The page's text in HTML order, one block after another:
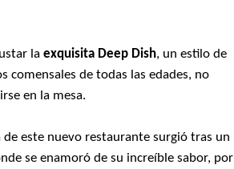
laexquisita Deep Dish, un estilo de
comensales de todas las edades, no
en la mesa.
este nuevo restaurante surgió tras un
se enamoró de su increíble sabor, por